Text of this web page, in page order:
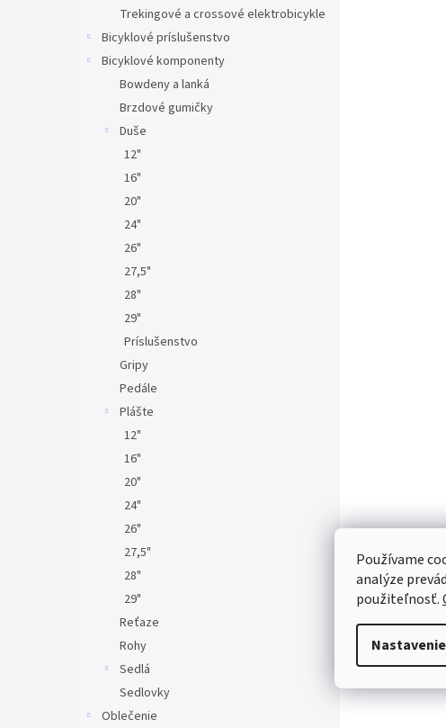
Používame
analýze
použiteľnosť.
Nastavenie
Trekingové a crossové elektrobicykle
Bicyklové príslušenstvo
Bicyklové komponenty
Bowdeny a lanká
Brzdové gumičky
Duše
12"
16"
20"
24"
26"
27,5"
28"
29"
Príslušenstvo
Gripy
Pedále
Plášte
12"
16"
20"
24"
26"
27,5"
28"
29"
Reťaze
Rohy
Sedlá
Sedlovky
Oblečenie